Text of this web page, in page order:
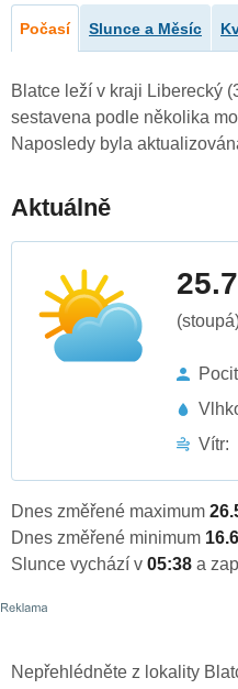
Počasí Slunce a Měsíc
Blatce leží v kraji Liberecký
sestavena podle několika
Naposledy byla
Aktuálně
Vítr:
Dnes změřené maximum
Dnes změřené minimum
Slunce vychází v 05:38 a
Nepřehlédněte z lokality